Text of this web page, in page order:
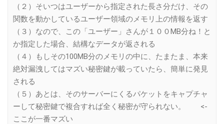
（２）そいつはユーザーから指定された長さ分だけ、その
関数を動かしているユーザー領域のメモリ上の情報を返す
（３）なので、この「ユーザー」さんが１００MB分ね！と
か指定した場合、結構なデータが返される
（４）もしその100MB分のメモリの中に、たまたま、本来
絶対漏洩してはマズい秘密鍵が載っていたら、簡単に発見
される
（５）あとは、そのサーバーにくるパケットをキャプチャ
ーして秘密鍵で複合すれば全く秘密が守られない。 <-
ここが一番マズい